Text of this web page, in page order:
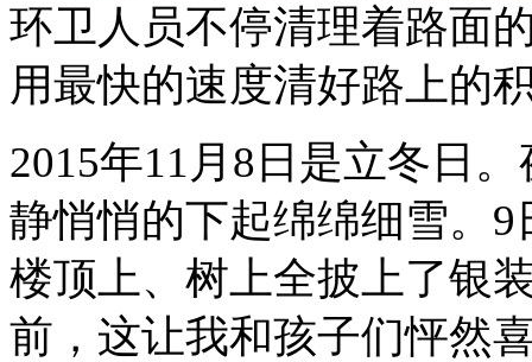
环卫人员不停清理着路面
用最快的速度清好路上的
2015年11月8日是立冬日
静悄悄的下起绵绵细雪。
楼顶上、树上全披上了银
前，这让我和孩子们怦然